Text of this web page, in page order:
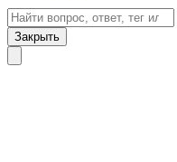
Закрыть